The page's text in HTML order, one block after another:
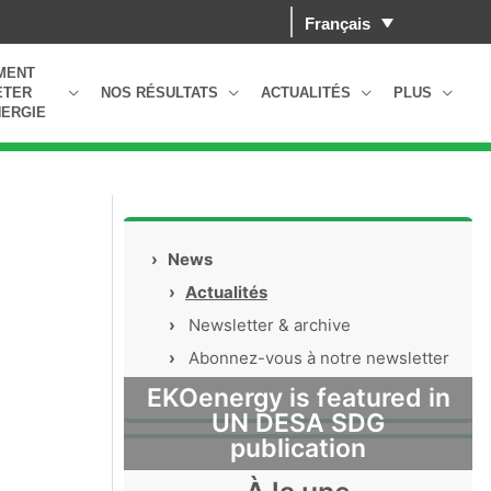
Français
NOS RÉSULTATS ACTUALITÉS PLUS
› News
› Actualités
›
Newsletter & archive
›
Abonnez-vous à notre newsletter
EKOenergy is featured in
UN DESA SDG
publication